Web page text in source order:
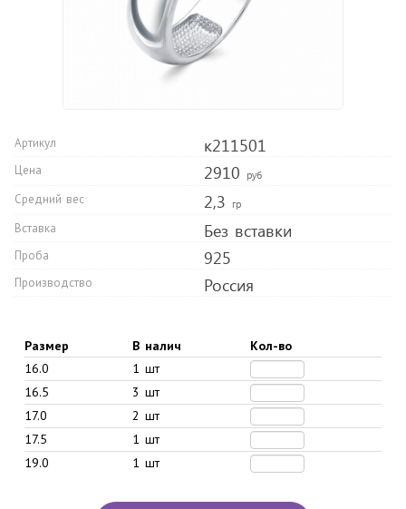
Артикул к211501
Цена 2910 руб
Средний вес 2,3 гр
Вставка Без вставки
Проба 925
Производство Россия
Размер В налич
Кол-во
16.0
1 шт
16.5
3 шт
17.0
2 шт
17.5
1 шт
19.0
1 шт